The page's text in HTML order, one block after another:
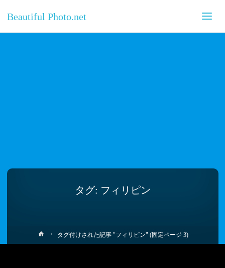
Beautiful Photo.net
タグ: フィリピン
ホ
ー
タグ付けされた記事 "フィリピン" (固定ページ 3)